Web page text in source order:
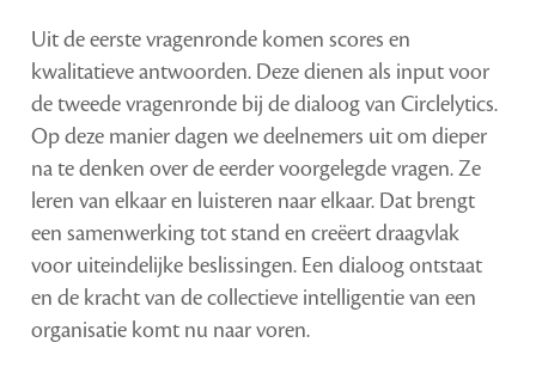
Uit de eerste vragenronde komen scores en
kwalitatieve antwoorden. Deze dienen als input voor
de tweede vragenronde bij de dialoog van Circlelytics.
Op deze manier dagen we deelnemers uit om dieper
na te denken over de eerder voorgelegde vragen. Ze
leren van elkaar en luisteren naar elkaar. Dat brengt
een samenwerking tot stand en creëert draagvlak
voor uiteindelijke beslissingen. Een dialoog ontstaat
en de kracht van de collectieve intelligentie van een
organisatie komt nu naar voren.